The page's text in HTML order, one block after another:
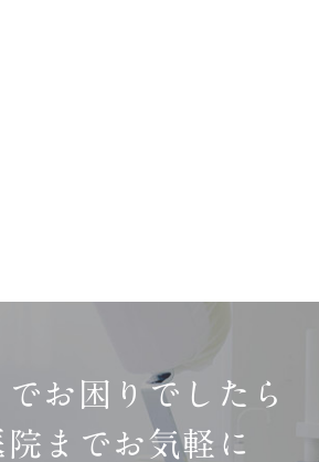
お困りでしたら
までお気軽に